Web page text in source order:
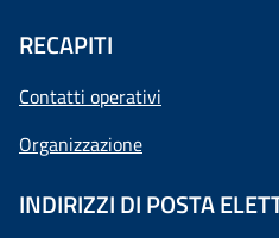
RECAPITI
Contatti operativi
Organizzazione
INDIRIZZI DI POSTA